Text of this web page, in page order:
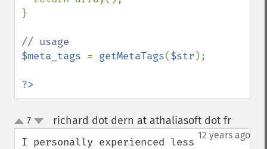
}
$meta_tags = getMetaTags($str );
?>
up
down
7 richard dot dern at athaliasoft dot fr¶
12 years ago
I personally experienced less